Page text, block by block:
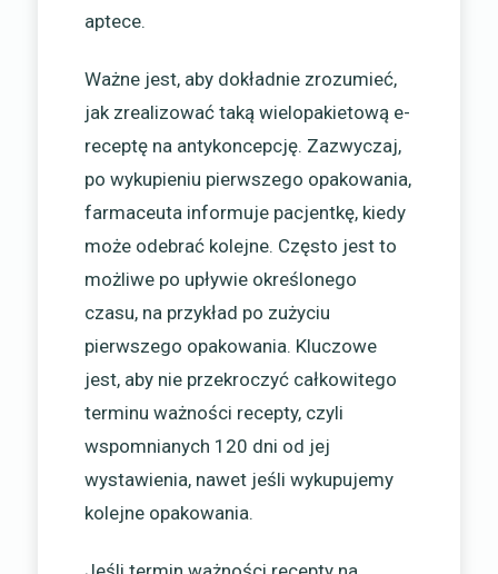
aptece.
Ważne jest, aby dokładnie zrozumieć,
jak zrealizować taką wielopakietową e-
receptę na antykoncepcję. Zazwyczaj,
po wykupieniu pierwszego opakowania,
farmaceuta informuje pacjentkę, kiedy
może odebrać kolejne. Często jest to
możliwe po upływie określonego
czasu, na przykład po zużyciu
pierwszego opakowania. Kluczowe
jest, aby nie przekroczyć całkowitego
terminu ważności recepty, czyli
wspomnianych 120 dni od jej
wystawienia, nawet jeśli wykupujemy
kolejne opakowania.